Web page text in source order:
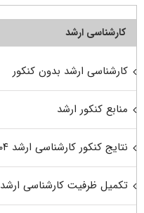
کارشناسی ارشد
کارشناسی ارشد بدون کنکور
منابع کنکور ارشد
نتایج کنکور کارشناسی ارشد ۱۴۰۴
تکمیل ظرفیت کارشناسی ارشد ۱۴۰۳